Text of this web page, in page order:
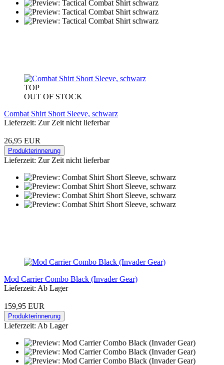
TOP
OUT OF STOCK
Combat Shirt Short Sleeve, schwarz
Lieferzeit: Zur Zeit nicht lieferbar
26,95 EUR
Produkterinnerung
Lieferzeit: Zur Zeit nicht lieferbar
Mod Carrier Combo Black (Invader Gear)
Lieferzeit: Ab Lager
159,95 EUR
Produkterinnerung
Lieferzeit: Ab Lager